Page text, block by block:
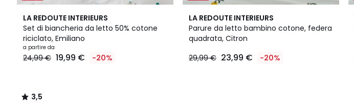
LA REDOUTE INTERIEURS
Set di biancheria da letto 50% cotone
riciclato, Emiliano
Prezzo
a
€
a partire da
24,99 € 19,99 € -20%
3,5
/ 5
3,5
/
LA REDOUTE INTERIEURS
Parure da letto bambino cotone, federa
quadrata, Citron
29,99 € 23,99 € -20%